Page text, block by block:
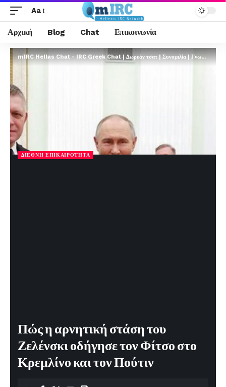
Aa
Αρχική Blog Chat Επικοινωνία
mIRC Hellas Chat - IRC Greek Chat | Δωρεάν τσατ | Συνομιλία | Γνωριμίες | FREE
ΔΙΕΘΝΉ ΕΠΙΚΑΙΡΌΤΗΤΑ
Πώς η αρνητική στάση του
Ζελένσκι οδήγησε τον Φίτσο στο
Κρεμλίνο και τον Πούτιν